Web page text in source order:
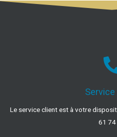
Le service client est à votre
61 74